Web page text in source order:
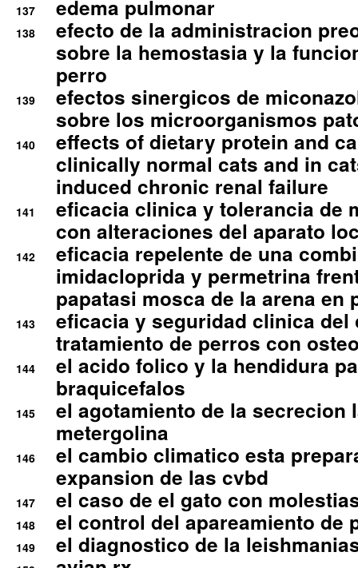
137 edema pulmonar
138
efecto de la administracion
sobre la hemostasia y la
perro
139
efectos sinergicos de
sobre los microorganismos
140
effects of dietary protein and
clinically normal cats and in
induced chronic renal failure
141
eficacia clinica y tolerancia de
con alteraciones del aparato
142
eficacia repelente de una
imidacloprida y permetrina
papatasi mosca de la arena en
143
eficacia y seguridad clinica del
tratamiento de perros con
144
el acido folico y la hendidura
braquicefalos
145
el agotamiento de la secrecion
metergolina
146
el cambio climatico esta
expansion de las cvbd
147 el caso de el gato con
148 el control del apareamiento de
149 el diagnostico de la